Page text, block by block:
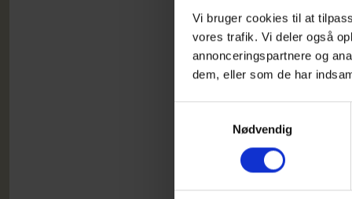
Vi bruger cookies til at
vores trafik. Vi deler også
annonceringspartnere og
dem, eller som de har
Nødvendig
en